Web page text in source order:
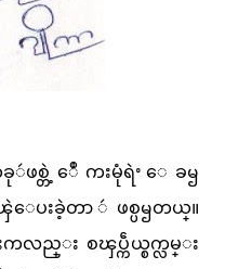
ဖစ္တဲ့ ေဳကးမုံရဲႚ ေခၝ
ပးခဲ့တာ ဴဖစ္ပၝတယ္။
ည္း စၾပ္ကဵယ္စက္လမ္း